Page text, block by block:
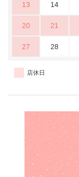
13 14
20 21
27 28
店休日